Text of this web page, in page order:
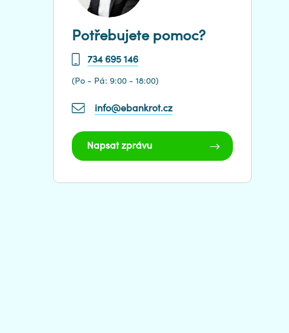
Potřebujete pomoc?
734 695 146
(Po - Pá: 9:00 - 18:00)
info@ebankrot.cz
Napsat zprávu